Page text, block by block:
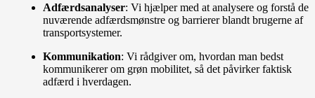
Adfærdsanalyser: Vi hjælper med at analysere og forstå de
nuværende adfærdsmønstre og barrierer blandt brugerne af
transportsystemer.
Kommunikation: Vi rådgiver om, hvordan man bedst
kommunikerer om grøn mobilitet, så det påvirker faktisk
adfærd i hverdagen.